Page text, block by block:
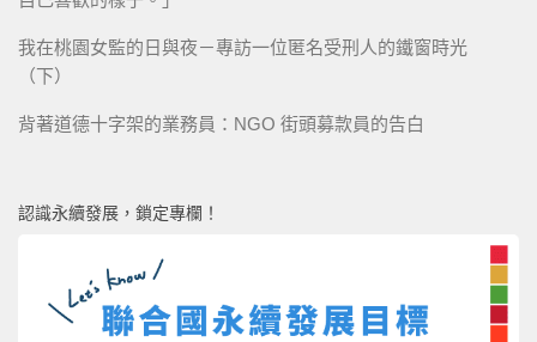
我在桃園女監的日與夜－專訪一位匿名受刑人的鐵窗時光
（下）
背著道德十字架的業務員：NGO 街頭募款員的告白
認識永續發展，鎖定專欄！